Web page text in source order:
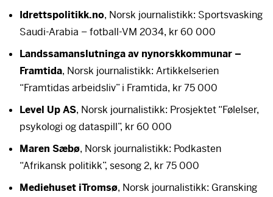
Idrettspolitikk.no, Norsk journalistikk: Sportsvasking
Saudi-Arabia – fotball-VM 2034, kr 60 000
Landssamanslutninga av nynorskkommunar –
Framtida, Norsk journalistikk: Artikkelserien
“Framtidas arbeidsliv” i Framtida, kr 75 000
Level Up AS, Norsk journalistikk: Prosjektet “Følelser,
psykologi og dataspill”, kr 60 000
Maren Sæbø, Norsk journalistikk: Podkasten
“Afrikansk politikk”, sesong 2, kr 75 000
Mediehuset iTromsø, Norsk journalistikk: Gransking